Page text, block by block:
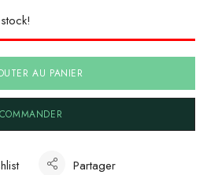
AU PANIER
COMMANDER
Partager